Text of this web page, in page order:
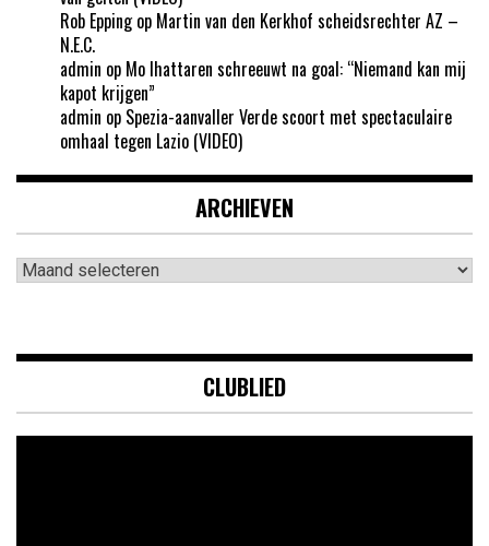
Rob Eppingop Martin van den Kerkhof scheidsrechter AZ –
N.E.C.
admin op Mo Ihattaren schreeuwt na goal: “Niemand kan mij
kapot krijgen”
admin op Spezia-aanvaller Verde scoort met spectaculaire
omhaal tegen Lazio (VIDEO)
ARCHIEVEN
Archieven
CLUBLIED